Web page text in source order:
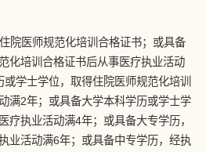
院医师规范化培训合格证书；或具备
化培训合格证书后从事医疗执业活动
学士学位，取得住院医师规范化培训
满2年；或具备大学本科学历或学士学
疗执业活动满4年；或具备大专学历，
业活动满6年；或具备中专学历，经执